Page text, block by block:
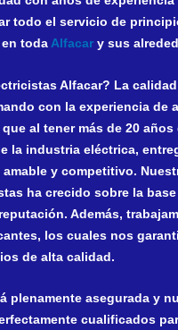
todo el servicio de
todaAlfacar y sus
Alfacar? La
con la experiencia de
al tener más de 20 años
la industria eléctrica,
y competitivo.
ha crecido sobre la
Además,
los cuales nos
de alta calidad.
plenamente asegurada y
cualificados